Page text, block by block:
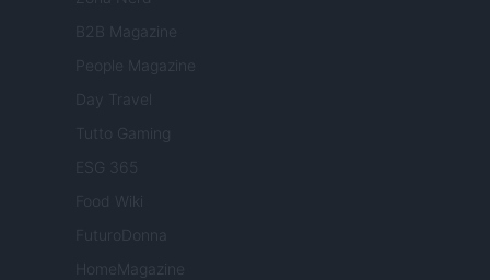
B2B Magazine
People Magazine
Day Travel
Tutto Gaming
ESG 365
Food Wiki
FuturoDonna
HomeMagazine